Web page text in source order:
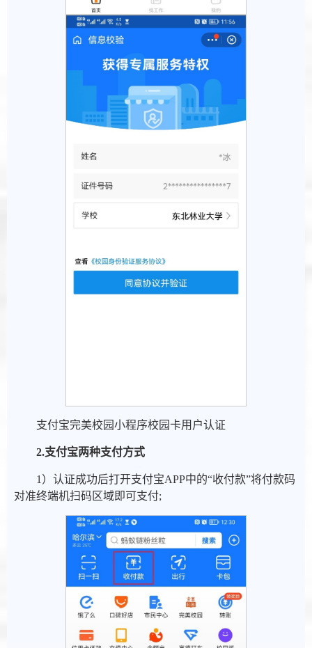
支付宝完美校园小程序校园卡用户认证
2.支付宝两种支付方式
1）认证成功后打开支付宝APP中的“收付款”将付款码
对准终端机扫码区域即可支付;